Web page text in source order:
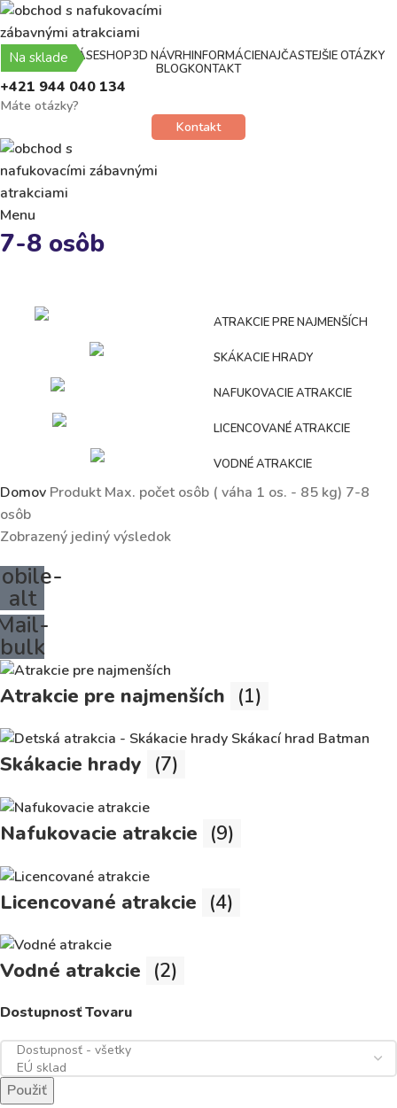
DOMOVO NÁSESHOP3D NÁVRHINFORMÁCIENAJČASTEJŠIE OTÁZKY
BLOGKONTAKT
+421 944 040 134
Máte otázky?
Kontakt
Menu
7-8 osôb
ATRAKCIE PRE NAJMENŠÍCH
SKÁKACIE HRADY
NAFUKOVACIE ATRAKCIE
LICENCOVANÉ ATRAKCIE
VODNÉ ATRAKCIE
Domov Produkt Max. počet osôb ( váha 1 os. - 85 kg) 7-8
osôb
Zobrazený jediný výsledok
alt
bulk
Atrakcie pre najmenších (1)
Skákacie hrady (7)
Nafukovacie atrakcie (9)
Licencované atrakcie (4)
Vodné atrakcie (2)
Dostupnosť Tovaru
Použiť
Na sklade